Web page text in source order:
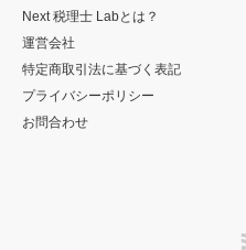
Next 税理士 Labとは？
運営会社
特定商取引法に基づく表記
プライバシーポリシー
お問合わせ